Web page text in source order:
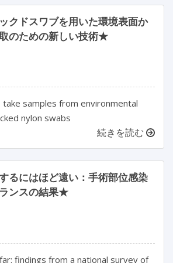
クドスワブを用いた環境表面か
のための新しい技術★
samples from environmental
nylon swabs
続きを読む
るにはほど遠い：手術部位感染
ンスの結果★
findings from a national survey of